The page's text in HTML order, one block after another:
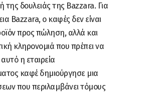
της δουλειάς της Bazzara. Για
Bazzara, ο καφές δεν είναι
προς πώληση, αλλά και
κληρονομιά που πρέπει να
αυτό η εταιρεία
καφέ δημιούργησε μια
που περιλαμβάνει τόμους